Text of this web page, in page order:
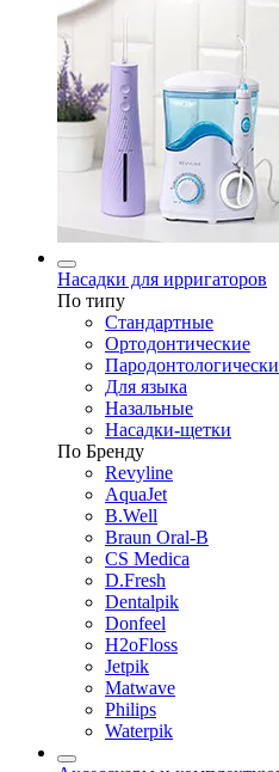
Насадки для ирригаторов
По типу
Стандартные
Ортодонтические
Для языка
Назальные
Насадки-щетки
По Бренду
Revyline
AquaJet
B.Well
Braun Oral-B
CS Medica
D.Fresh
Dentalpik
Donfeel
H2oFloss
Jetpik
Matwave
Philips
Waterpik